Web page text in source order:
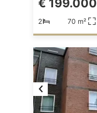
€ 199.000
2 70 m²
Previous